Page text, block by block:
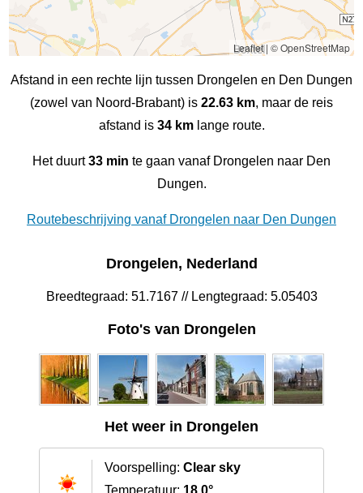
Leaflet|© OpenStreetMap
Afstand in een rechte lijn tussen Drongelen en Den Dungen
(zowel van Noord-Brabant) is 22.63 km, maar de reis
afstand is 34 kmlange route.
Het duurt33 min te gaan vanaf Drongelen naar Den
Dungen.
Routebeschrijving vanaf Drongelen naar Den Dungen
Drongelen, Nederland
Breedtegraad: 51.7167 // Lengtegraad: 5.05403
Foto's van Drongelen
Het weer in Drongelen
Voorspelling: Clear sky